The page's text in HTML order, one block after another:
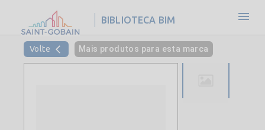
BIBLIOTECA BIM
Volte Mais produtos para esta marca